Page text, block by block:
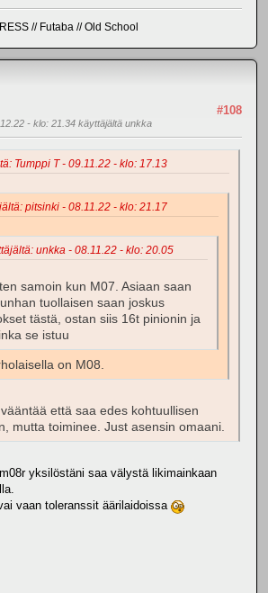
// Futaba // Old School
#108
- klo: 21.34 käyttäjältä unkka
Tumppi T - 09.11.22 - klo: 17.13
pitsinki - 08.11.22 - klo: 21.17
unkka - 08.11.22 - klo: 20.05
samoin kun M07. Asiaan saan
tuollaisen saan joskus
tästä, ostan siis 16t pinionin ja
se istuu
on M08.
että saa edes kohtuullisen
mutta toiminee. Just asensin omaani.
yksilöstäni saa välystä likimainkaan
vaan toleranssit äärilaidoissa